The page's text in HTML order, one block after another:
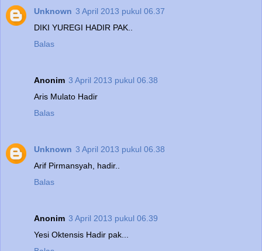
Unknown 3 April 2013 pukul 06.37
DIKI YUREGI HADIR PAK..
Balas
Anonim 3 April 2013 pukul 06.38
Aris Mulato Hadir
Balas
Unknown 3 April 2013 pukul 06.38
Arif Pirmansyah, hadir..
Balas
Anonim 3 April 2013 pukul 06.39
Yesi Oktensis Hadir pak...